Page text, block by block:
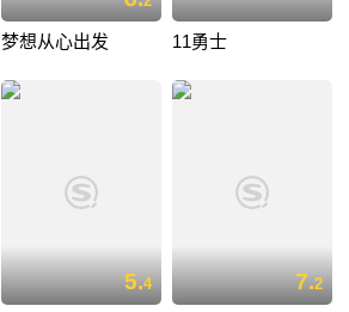
梦想从心出发 11勇士
5.4 7.2